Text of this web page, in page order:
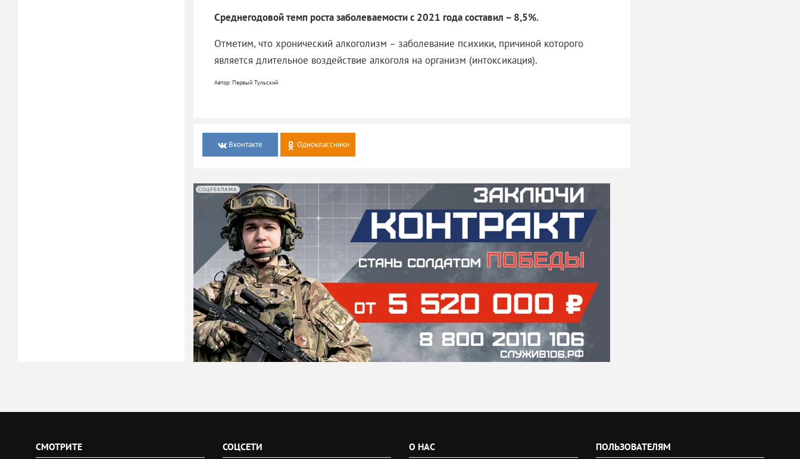
Среднегодовой темп роста заболеваемости с 2021 года составил – 8,5%.
Отметим, что хронический алкоголизм – заболевание психики, причиной которого
является длительное воздействие алкоголя на организм (интоксикация).
Автор: Первый Тульский
Вконтакте Одноклассники
СОЦРЕКЛАМА
СМОТРИТЕ СОЦСЕТИ О НАС ПОЛЬЗОВАТЕЛЯМ